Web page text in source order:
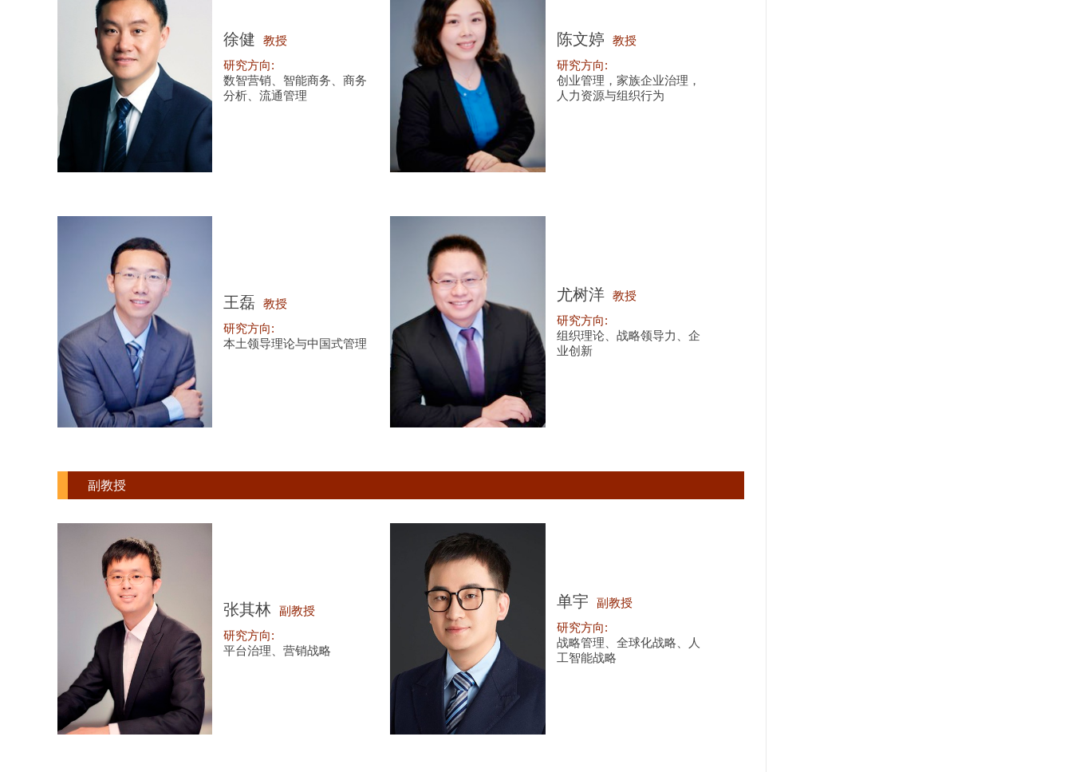
徐健
教授
研究方向:
数智营销、智能商务、商务
分析、流通管理
陈文婷
教授
研究方向:
创业管理，家族企业治理，
人力资源与组织行为
王磊
教授
研究方向:
本土领导理论与中国式管理
尤树洋
教授
研究方向:
组织理论、战略领导力、企
业创新
副教授
张其林
副教授
研究方向:
平台治理、营销战略
单宇
副教授
研究方向:
战略管理、全球化战略、人
工智能战略